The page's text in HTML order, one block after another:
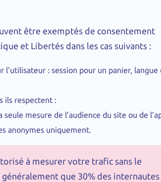
être exemptés de consentement
et Libertés dans les cas suivants :
: session pour un panier, langue
ils respectent :
mesure de l’audience du site ou de
anonymes uniquement.
à mesurer votre trafic sans le
que 30% des internautes